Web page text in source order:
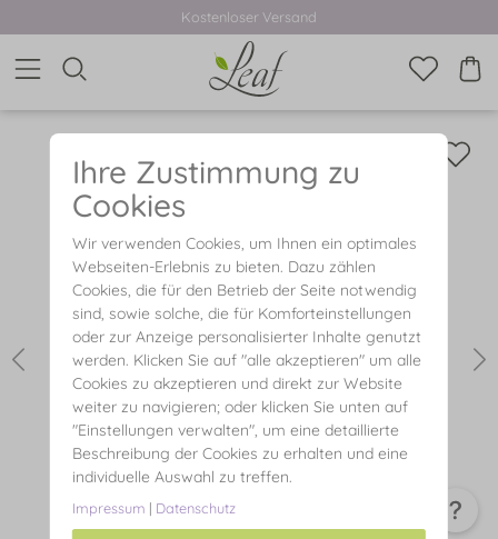
Kostenloser Versand
Ihre Zustimmung zu
Cookies
Wir verwenden Cookies, um Ihnen ein optimales
Webseiten-Erlebnis zu bieten. Dazu zählen
Cookies, die für den Betrieb der Seite notwendig
sind, sowie solche, die für Komforteinstellungen
oder zur Anzeige personalisierter Inhalte genutzt
werden. Klicken Sie auf "alle akzeptieren" um alle
Cookies zu akzeptieren und direkt zur Website
weiter zu navigieren; oder klicken Sie unten auf
"Einstellungen verwalten", um eine detaillierte
Beschreibung der Cookies zu erhalten und eine
individuelle Auswahl zu treffen.
Impressum | Datenschutz